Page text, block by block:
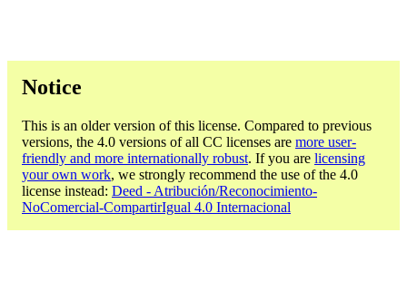
Notice
This is an older version of this license. Compared to previous
versions, the 4.0 versions of all CC licenses are more user-
friendly and more internationally robust. If you are licensing
your own work, we strongly recommend the use of the 4.0
license instead: Deed - Atribución/Reconocimiento-
NoComercial-CompartirIgual 4.0 Internacional